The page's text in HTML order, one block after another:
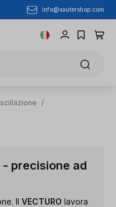
info@sautershop.com
/
- precisione ad
Il VECTURO lavora